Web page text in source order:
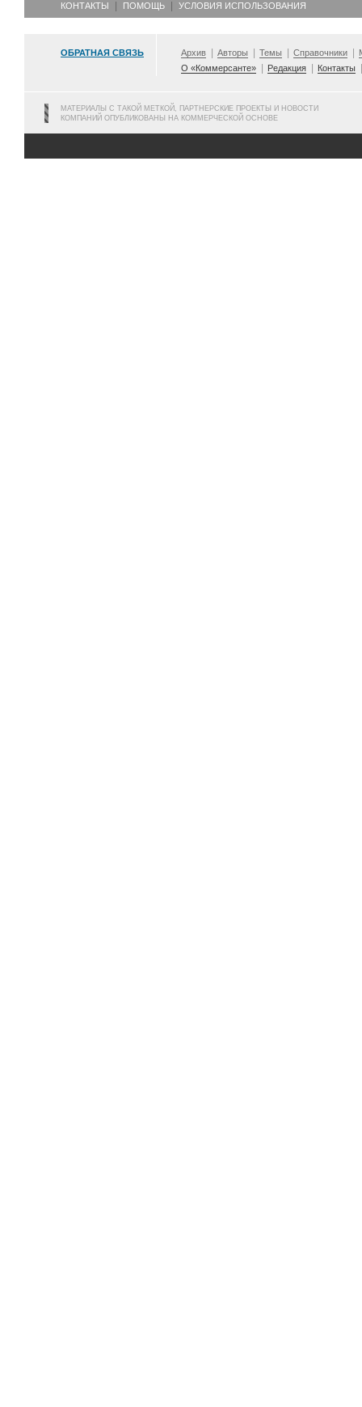
КОНТАКТЫ ПОМОЩЬ УСЛОВИЯ ИСПОЛЬЗОВАНИЯ
ОБРАТНАЯ СВЯЗЬ Архив Авторы Темы Справочники
О «Коммерсанте»
Редакция Контакты
МАТЕРИАЛЫ С ТАКОЙ МЕТКОЙ, ПАРТНЕРСКИЕ ПРОЕКТЫ И НОВОСТИ
КОМПАНИЙ ОПУБЛИКОВАНЫ НА КОММЕРЧЕСКОЙ ОСНОВЕ